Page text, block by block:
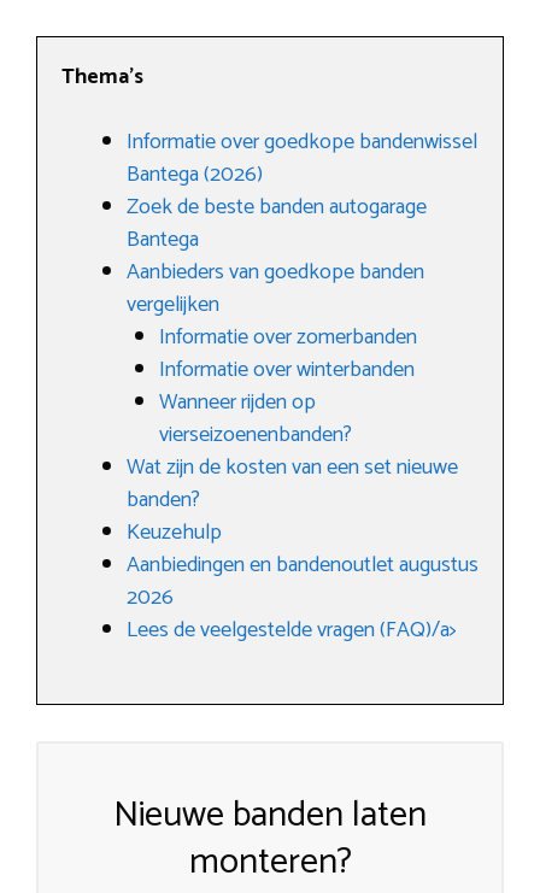
Thema’s
Informatie over goedkope bandenwissel
Bantega (2026)
Zoek de beste banden autogarage
Bantega
Aanbieders van goedkope banden
vergelijken
Informatie over zomerbanden
Informatie over winterbanden
Wanneer rijden op
vierseizoenenbanden?
Wat zijn de kosten van een set nieuwe
banden?
Keuzehulp
Aanbiedingen en bandenoutlet augustus
2026
Lees de veelgestelde vragen (FAQ)/a>
Nieuwe banden laten
monteren?